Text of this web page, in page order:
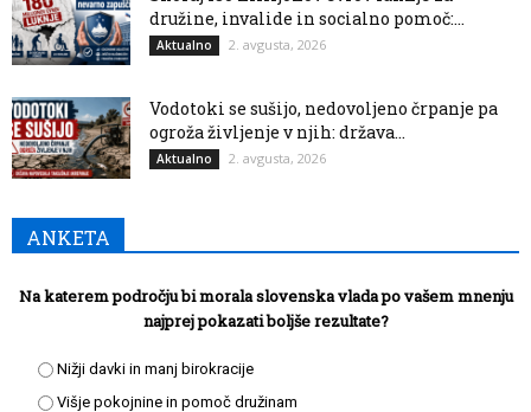
družine, invalide in socialno pomoč:...
Aktualno 2. avgusta, 2026
Vodotoki se sušijo, nedovoljeno črpanje pa
ogroža življenje v njih: država...
Aktualno 2. avgusta, 2026
ANKETA
Na katerem področju bi morala slovenska vlada po vašem mnenju
najprej pokazati boljše rezultate?
Nižji davki in manj birokracije
Višje pokojnine in pomoč družinam